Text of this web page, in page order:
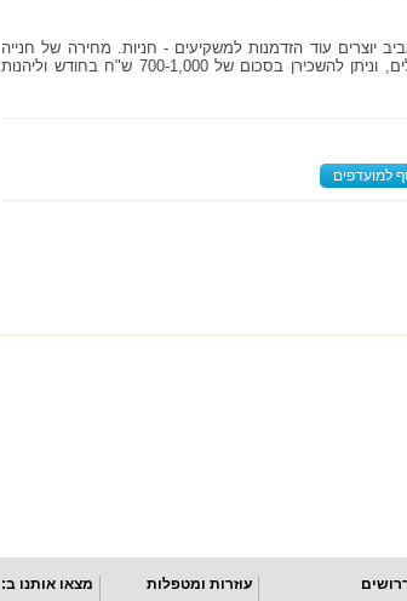
יוצרים עוד הזדמנות למשקיעים - חניות. מחירה של חנייה
באזור שבו ישנו ביקוש רב למקום פנוי הוא כמה עשרות אלפי שקלים, וניתן להשכירן בסכום של 700-1,000 ש"ח בחודש וליהנות
למועדפים
עוזרות ומטפלות מצאו אותנו ב: